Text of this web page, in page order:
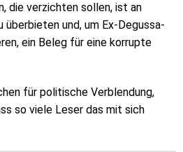
die verzichten sollen, ist an
überbieten und, um Ex-Degussa-
ein Beleg für eine korrupte
für politische Verblendung,
so viele Leser das mit sich